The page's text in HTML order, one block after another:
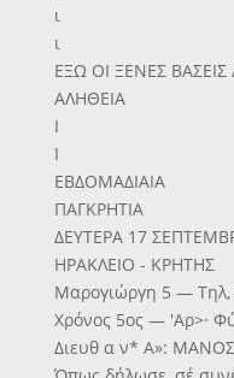
ι
ι
ΕΞΩ ΟΙ ΞΕΝΕΣ
ΑΛΗΘΕΙΑ
Ι
Ι
ΕΒΔΟΜΑΔΙΑΙΑ
ΠΑΓΚΡΗΤΙΑ
ΔΕΥΤΕΡΑ 17
ΗΡΑΚΛΕΙΟ - ΚΡΗΤΗΣ
Μαρογιώργη 5 — Τηλ,
Χρόνος 5ος — 'Αρ>·
Διευθ α ν* Α»: